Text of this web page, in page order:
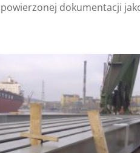
powierzonej dokumentacji